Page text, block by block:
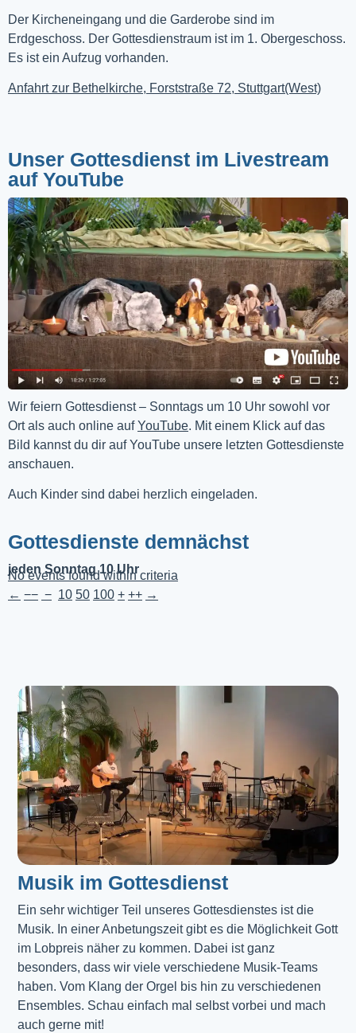
Der Kircheneingang und die Garderobe sind im
Erdgeschoss. Der Gottesdienstraum ist im 1. Obergeschoss.
Es ist ein Aufzug vorhanden.
Anfahrt zur Bethelkirche, Forststraße 72, Stuttgart(West)
Unser Gottesdienst im Livestream
auf YouTube
Wir feiern Gottesdienst – Sonntags um 10 Uhr sowohl vor
Ort als auch online auf YouTube. Mit einem Klick auf das
Bild kannst du dir auf YouTube unsere letzten Gottesdienste
anschauen.
Auch Kinder sind dabei herzlich eingeladen.
Gottesdienste demnächst
jeden Sonntag 10 Uhr
No events found within criteria
← −− − 10 50 100 + ++ →
Musik im Gottesdienst​
Ein sehr wichtiger Teil unseres Gottesdienstes ist die
Musik. In einer Anbetungszeit gibt es die Möglichkeit Gott
im Lobpreis näher zu kommen. Dabei ist ganz
besonders, dass wir viele verschiedene Musik-Teams
haben. Vom Klang der Orgel bis hin zu verschiedenen
Ensembles. Schau einfach mal selbst vorbei und mach
auch gerne mit!